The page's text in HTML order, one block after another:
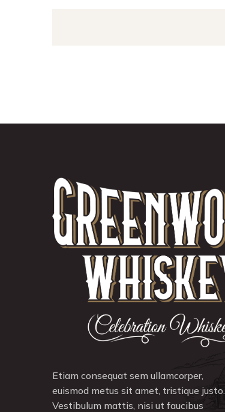
Etiam consequat sem ullamcorper,
euismod metus sit amet, tristique justo.
Vestibulum mattis, nisi ut faucibus